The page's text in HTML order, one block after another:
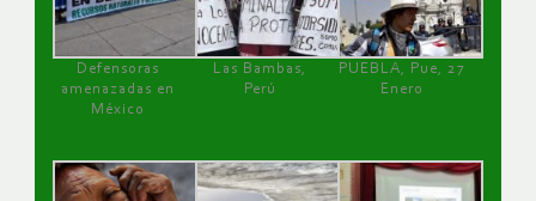
Defensoras
amenazadas en
México
Las Bambas,
Perú
PUEBLA, Pue, 27
Enero